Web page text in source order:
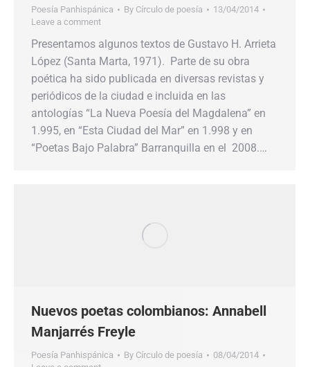
Poesía Panhispánica By Círculo de poesía
13/04/2014
Leave a comment
Presentamos algunos textos de Gustavo H. Arrieta
López (Santa Marta, 1971). Parte de su obra
poética ha sido publicada en diversas revistas y
periódicos de la ciudad e incluida en las
antologías “La Nueva Poesía del Magdalena” en
1.995, en “Esta Ciudad del Mar” en 1.998 y en
“Poetas Bajo Palabra” Barranquilla en el 2008.…
Nuevos poetas colombianos: Annabell
Manjarrés Freyle
Poesía Panhispánica By Círculo de poesía
08/04/2014